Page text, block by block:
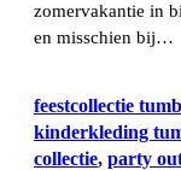
zomervakantie in
en misschien bij…
feestcollectie
kinderkleding
collectie, party